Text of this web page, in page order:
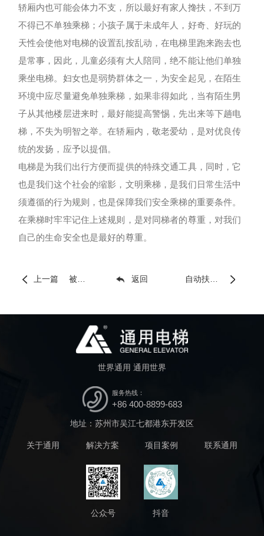
轿厢内也可能会体力不支，所以最好有家人搀扶，不到万
不得已不单独乘梯；小孩子属于未成年人，好奇、好玩的
天性会使他对电梯的设置乱按乱动，在电梯里跑来跑去也
是常事，因此，儿童必须有大人陪同，绝不能让他们单独
乘坐电梯。妇女也是弱势群体之一，为安全起见，在陌生
环境中应尽量避免单独乘梯，如果非得如此，当有陌生男
子从其他楼层进来时，最好能提高警惕，先出来等下趟电
梯，不失为明智之举。在轿厢内，敬老爱幼，是对优良传
统的发扬，应予以提倡。
电梯是为我们出行方便而提供的特殊交通工具，同时，它
也是我们这个社会的缩影，文明乘梯，是我们日常生活中
须遵循的行为规则，也是保障我们安全乘梯的重要条件。
在乘梯时牢牢记住上述规则，是对同梯者的尊重，对我们
自己的生命安全也是最好的尊重。
上一篇 被困电梯你该怎么办？ 返回 自动扶梯和自动人行道的安全搭乘、文明搭乘规则
世界通用 通用世界
服务热线：
+86 400-8899-683
地址：苏州市吴江七都港东开发区
关于通用 解决方案 项目案例 联系通用
公众号 抖音